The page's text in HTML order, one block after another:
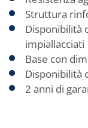
Struttura
Disponibilità
impiallacciati
Base con
Disponibilità
2 anni di